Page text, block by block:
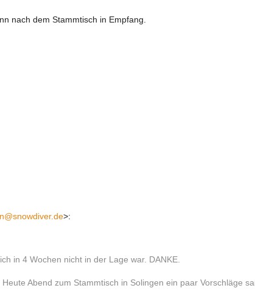
nach dem Stammtisch in Empfang.
>:
in 4 Wochen nicht in der Lage war. DANKE.
Abend zum Stammtisch in Solingen ein paar Vorschläge